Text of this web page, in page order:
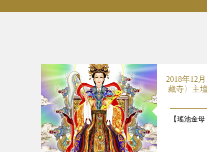
2018年12
藏寺〉主
【瑤池金